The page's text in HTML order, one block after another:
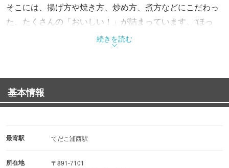
そこには、揚げ方や焼き方、炒め方、煮方などにこだわっ
た、たくさんの「おいしい！」が詰まっています。“ほっ
と”できるお弁当で、“もっと”お客様を笑顔にする。これか
らも、そんなお弁当をお届けします。
続きを読む
基本情報
最寄駅 てだこ浦西駅
所在地
〒891-7101